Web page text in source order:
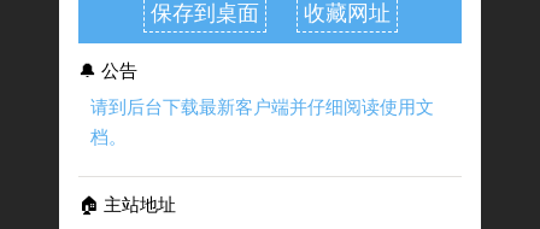
保存到桌面 收藏网址
🔔 公告
请到后台下载最新客户端并仔细阅读使用文
档。
🏠 主站地址